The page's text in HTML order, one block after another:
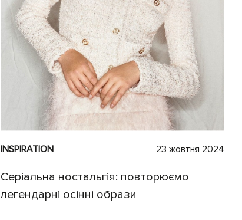
INSPIRATION 23 жовтня 2024
Серіальна ностальгія: повторюємо
легендарні осінні образи